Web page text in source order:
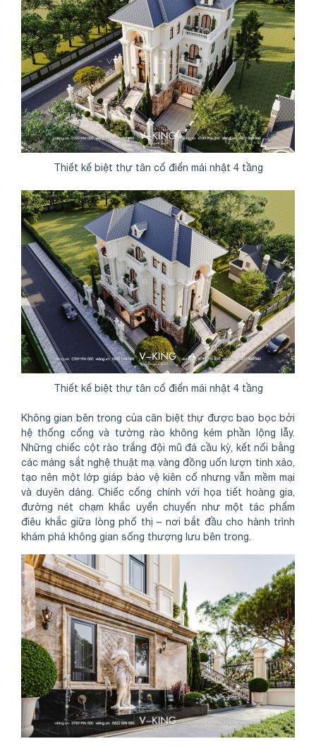
Thiết kế biệt thự tân cổ điển mái nhật 4 tầng
Thiết kế biệt thự tân cổ điển mái nhật 4 tầng
Không gian bên trong của căn biệt thự được bao bọc bởi
hệ thống cổng và tường rào không kém phần lộng lẫy.
Những chiếc cột rào trắng đội mũ đá cầu kỳ, kết nối bằng
các mảng sắt nghệ thuật mạ vàng đồng uốn lượn tinh xảo,
tạo nên một lớp giáp bảo vệ kiên cố nhưng vẫn mềm mại
và duyên dáng. Chiếc cổng chính với họa tiết hoàng gia,
đường nét chạm khắc uyển chuyển như một tác phẩm
điêu khắc giữa lòng phố thị – nơi bắt đầu cho hành trình
khám phá không gian sống thượng lưu bên trong.